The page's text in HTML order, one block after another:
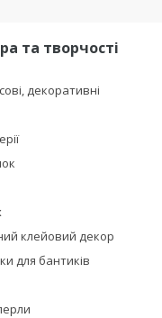
та творчості
декоративні
клейовий декор
для бантиків